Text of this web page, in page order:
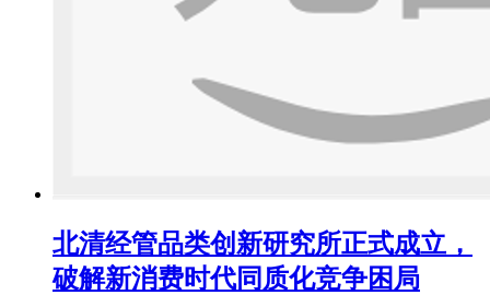
北清经管品类创新研究所正式成立，
破解新消费时代同质化竞争困局